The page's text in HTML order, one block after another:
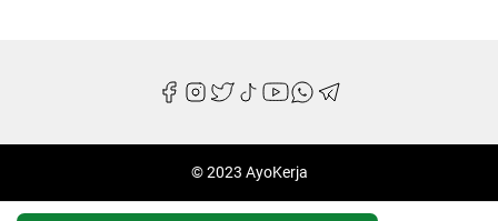
© 2023 AyoKerja